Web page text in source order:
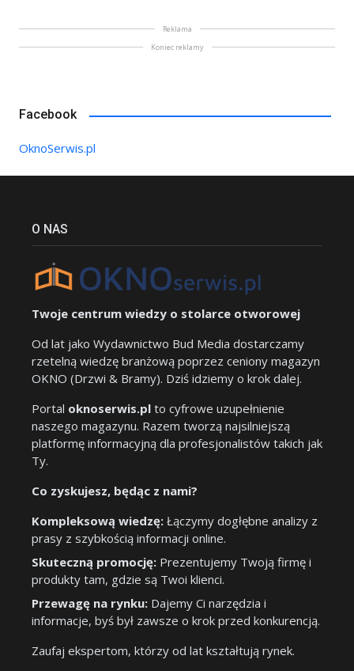
Reklama
Koniec reklamy
Facebook
OknoSerwis.pl
O NAS
Twoje centrum wiedzy o stolarce otworowej
Od lat jako Wydawnictwo Bud Media dostarczamy
rzetelną wiedzę branżową poprzez ceniony magazyn
OKNO (Drzwi & Bramy). Dziś idziemy o krok dalej.
Portal oknoserwis.pl to cyfrowe uzupełnienie
naszego magazynu. Razem tworzą najsilniejszą
platformę informacyjną dla profesjonalistów takich jak
Ty.
Co zyskujesz, będąc z nami?
Kompleksową wiedzę: Łączymy dogłębne analizy z
prasy z szybkością informacji online.
Skuteczną promocję: Prezentujemy Twoją firmę i
produkty tam, gdzie są Twoi klienci.
Przewagę na rynku: Dajemy Ci narzędzia i
informacje, byś był zawsze o krok przed konkurencją.
Zaufaj ekspertom, którzy od lat kształtują rynek.